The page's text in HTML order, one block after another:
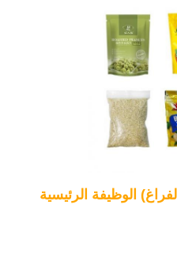
الوظيفة الرئيسية